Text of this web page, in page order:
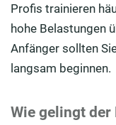
Profis trainieren
hohe Belastungen
Anfänger sollten
langsam beginnen.
Wie gelingt der